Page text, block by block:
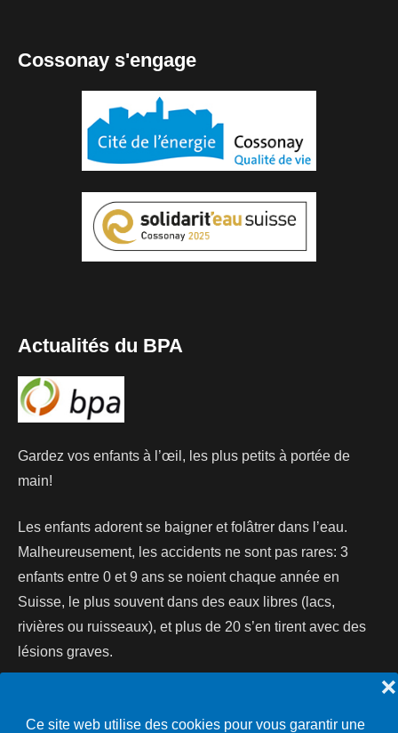
Ce site web utilise des cookies pour vous garantir une
❌
Cossonay s'engage
Actualités du BPA
Gardez vos enfants à l’œil, les plus petits à portée de
main!
Les enfants adorent se baigner et folâtrer dans l’eau.
Malheureusement, les accidents ne sont pas rares: 3
enfants entre 0 et 9 ans se noient chaque année en
Suisse, le plus souvent dans des eaux libres (lacs,
rivières ou ruisseaux), et plus de 20 s’en tirent avec des
lésions graves.